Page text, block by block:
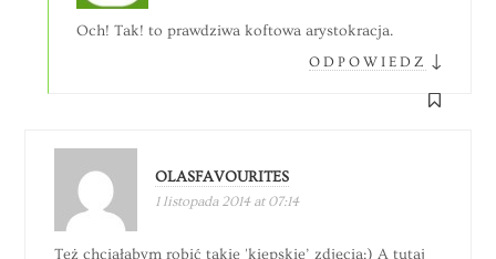
Och! Tak! to prawdziwa koftowa arystokracja.
ODPOWIEDZ ↓
OLASFAVOURITES
1 listopada 2014 at 07:14
Też chciałabym robić takie 'kiepskie’ zdjęcia:) A tutaj